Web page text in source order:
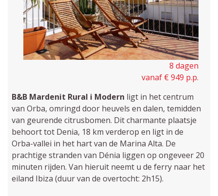
8 dagen
vanaf € 949 p.p.
B&B Mardenit Rural i Modern ligt in het centrum
van Orba, omringd door heuvels en dalen, temidden
van geurende citrusbomen. Dit charmante plaatsje
behoort tot Denia, 18 km verderop en ligt in de
Orba-vallei in het hart van de Marina Alta. De
prachtige stranden van Dénia liggen op ongeveer 20
minuten rijden. Van hieruit neemt u de ferry naar het
eiland Ibiza (duur van de overtocht: 2h15).